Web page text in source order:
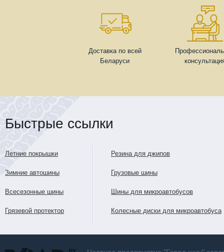
Доставка по всей
Беларуси
Быстрые ссылки
Летние покрышки
Зимние автошины
Всесезонные шины
Грязевой протектор
Резина для джипов
Грузовые шины
Шины для микроавтобусов
Колесные диски для микроавтобуса